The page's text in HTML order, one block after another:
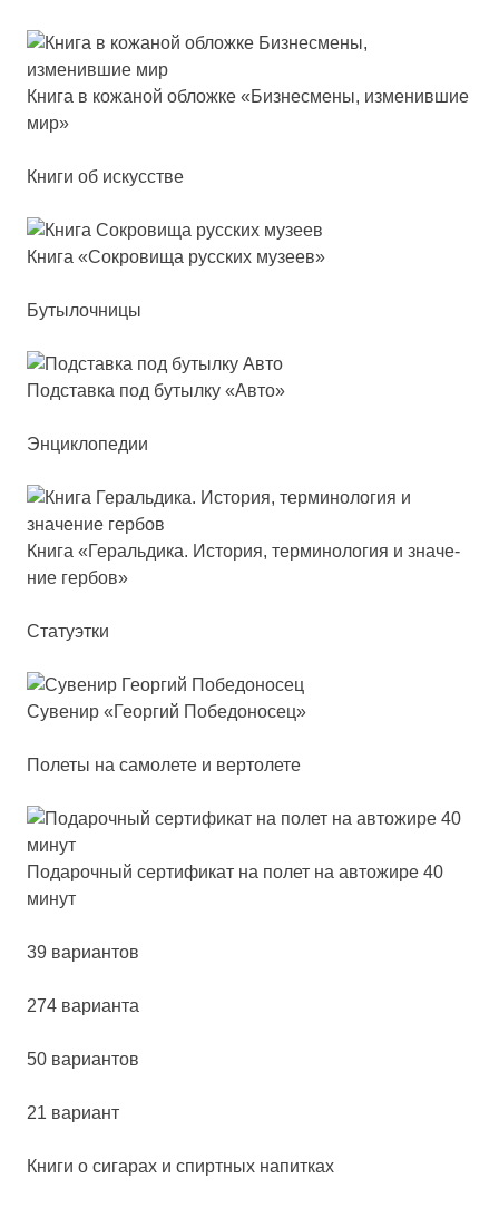
Кни­га в ко­жа­ной об­лож­ке «Биз­нес­ме­ны, из­ме­нив­шие
мир»
Книги об искусстве
Кни­га «Сок­ро­ви­ща рус­ских му­зе­ев»
Бутылочницы
Под­став­ка под бу­тыл­ку «Авто»
Энциклопедии
Кни­га «Гераль­ди­ка. Исто­рия, тер­ми­но­ло­гия и зна­че­
ние гер­бов»
Статуэтки
Суве­нир «Геор­гий Побе­до­но­сец»
Полеты на самолете и вертолете
Пода­роч­ный сер­ти­фи­кат на по­лет на ав­то­жи­ре 40
ми­нут
39 вариантов
274 варианта
50 вариантов
21 вариант
Кни­ги о си­га­рах и спир­тных на­пит­ках